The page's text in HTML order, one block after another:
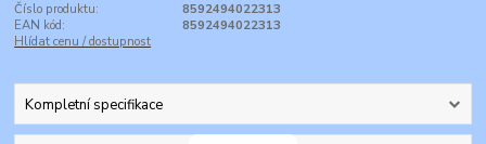
Číslo produktu:
8592494022313
EAN kód:
8592494022313
Hlídat cenu / dostupnost
Kompletní specifikace